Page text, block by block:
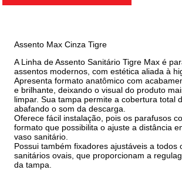
Assento Max Cinza Tigre
A Linha de Assento Sanitário Tigre Max é
assentos modernos, com estética aliada à
Apresenta formato anatômico com
e brilhante, deixando o visual do produto
limpar. Sua tampa permite a cobertura total
abafando o som da descarga.
Oferece fácil instalação, pois os parafusos
formato que possibilita o ajuste a distância
vaso sanitário.
Possui também fixadores ajustáveis a todos
sanitários ovais, que proporcionam a
da tampa.